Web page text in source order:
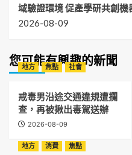
域驗證環境 促產學研共創
2026-08-09
您可能有興趣的新聞
地方 焦點 社會
戒毒男沿途交通違規遭攔
查，再被揪出毒駕送辦
2026-08-09
地方
消費 焦點